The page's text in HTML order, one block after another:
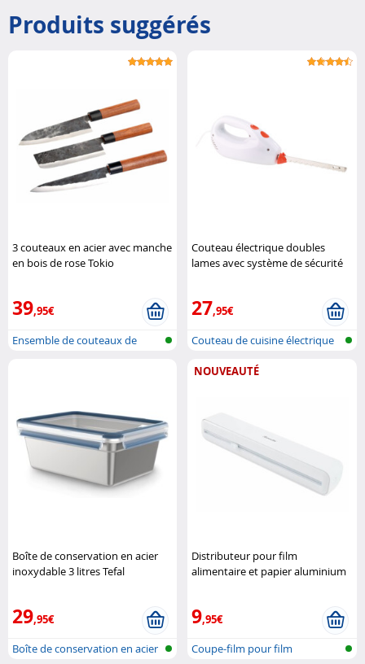
Produits suggérés
3 couteaux en acier avec manche
en bois de rose Tokio
39,95€
Ensemble de couteaux de
Couteau électrique doubles
lames avec système de sécurité
27,95€
Couteau de cuisine électrique
Boîte de conservation en acier
inoxydable 3 litres Tefal
29,95€
Boîte de conservation en acier
NOUVEAUTÉ
Distributeur pour film
alimentaire et papier aluminium
9,95€
Coupe-film pour film